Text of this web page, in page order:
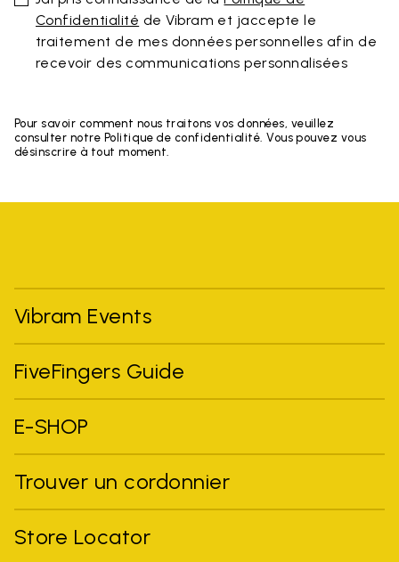
Confidentialité de Vibram et jaccepte le
traitement de mes données personnelles afin de
recevoir des communications personnalisées
Pour savoir comment nous traitons vos données, veuillez
consulter notre Politique de confidentialité. Vous pouvez vous
désinscrire à tout moment.
Vibram Events
FiveFingers Guide
E-SHOP
Trouver un cordonnier
Store Locator